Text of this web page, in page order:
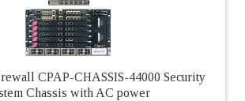
CPAP-CHASSIS-44000 Security
Chassis with AC power